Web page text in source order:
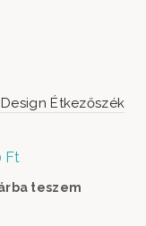
Étkezőszék
Ft
teszem